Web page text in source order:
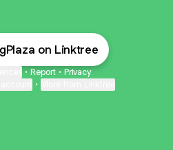
on Linktree
• Report • Privacy
•